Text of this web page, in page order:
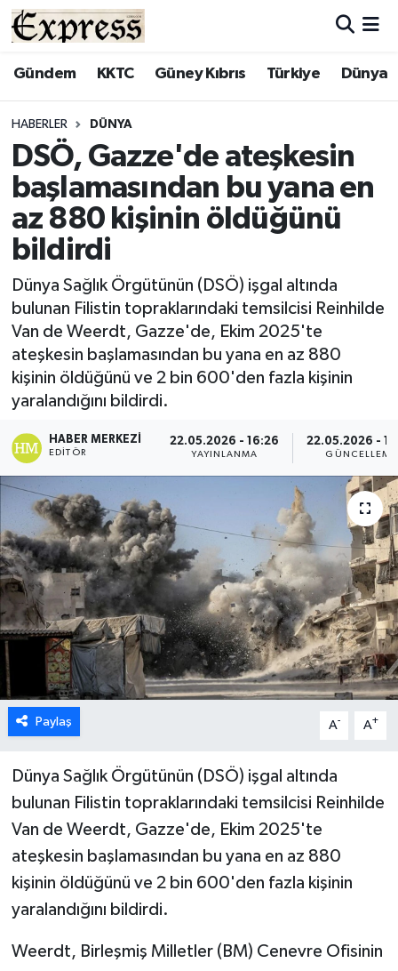
Gündem KKTC Güney Kıbrıs Türkiye Dünya
HABERLER DÜNYA
DSÖ, Gazze'de ateşkesin
başlamasından bu yana en
az 880 kişinin öldüğünü
bildirdi
Dünya Sağlık Örgütünün (DSÖ) işgal altında
bulunan Filistin topraklarındaki temsilcisi Reinhilde
Van de Weerdt, Gazze'de, Ekim 2025'te
ateşkesin başlamasından bu yana en az 880
kişinin öldüğünü ve 2 bin 600'den fazla kişinin
yaralandığını bildirdi.
HABER MERKEZI
EDITÖR
22.05.2026 - 16:26
YAYINLANMA
22.05.2026 -
GÜNCELLEME
Paylaş A- A+
Dünya Sağlık Örgütünün (DSÖ) işgal altında
bulunan Filistin topraklarındaki temsilcisi Reinhilde
Van de Weerdt, Gazze'de, Ekim 2025'te
ateşkesin başlamasından bu yana en az 880
kişinin öldüğünü ve 2 bin 600'den fazla kişinin
yaralandığını bildirdi.
Weerdt, Birleşmiş Milletler (BM) Cenevre Ofisinin
ALAYKÖY
BİLİM
ÇATALKÖY
DÜNYA
EĞİTİM
EKONOMİ
ENGLISH
GAZİMAĞUSA
GİRNE
GÜNDEM
GÜNEY KIBRIS
İÇ HABERLER
KÜLTÜR SANAT
LEFKOŞA
MAGAZİN
Nöbetçi Eczaneler
Hava Durumu
Süper Lig Puan Durumu ve Fikstür
Tüm Manşetler
Son Dakika Haberleri
Haber Arşivi